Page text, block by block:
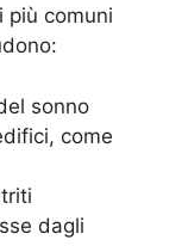
più comuni
sonno
come
dagli